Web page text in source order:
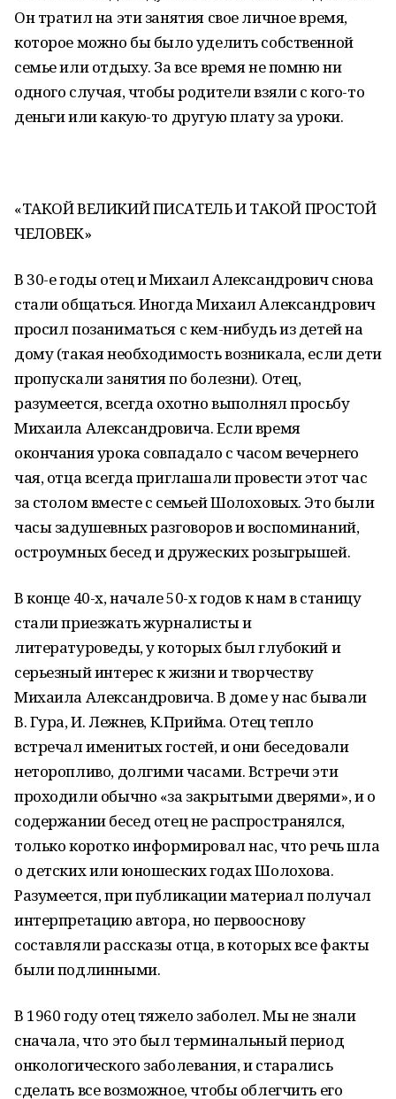
Он тратил на эти занятия свое личное время,
которое можно бы было уделить собственной
семье или отдыху. За все время не помню ни
одного случая, чтобы родители взяли с кого-то
деньги или какую-то другую плату за уроки.
«ТАКОЙ ВЕЛИКИЙ ПИСАТЕЛЬ И ТАКОЙ ПРОСТОЙ
ЧЕЛОВЕК»
В 30-е годы отец и Михаил Александрович снова
стали общаться. Иногда Михаил Александрович
просил позаниматься с кем-нибудь из детей на
дому (такая необходимость возникала, если дети
пропускали занятия по болезни). Отец,
разумеется, всегда охотно выполнял просьбу
Михаила Александровича. Если время
окончания урока совпадало с часом вечернего
чая, отца всегда приглашали провести этот час
за столом вместе с семьей Шолоховых. Это были
часы задушевных разговоров и воспоминаний,
остроумных бесед и дружеских розыгрышей.
В конце 40-х, начале 50-х годов к нам в станицу
стали приезжать журналисты и
литературоведы, у которых был глубокий и
серьезный интерес к жизни и творчеству
Михаила Александровича. В доме у нас бывали
В. Гура, И. Лежнев, К.Прийма. Отец тепло
встречал именитых гостей, и они беседовали
неторопливо, долгими часами. Встречи эти
проходили обычно «за закрытыми дверями», и о
содержании бесед отец не распространялся,
только коротко информировал нас, что речь шла
о детских или юношеских годах Шолохова.
Разумеется, при публикации материал получал
интерпретацию автора, но первооснову
составляли рассказы отца, в которых все факты
были подлинными.
В 1960 году отец тяжело заболел. Мы не знали
сначала, что это был терминальный период
онкологического заболевания, и старались
сделать все возможное, чтобы облегчить его